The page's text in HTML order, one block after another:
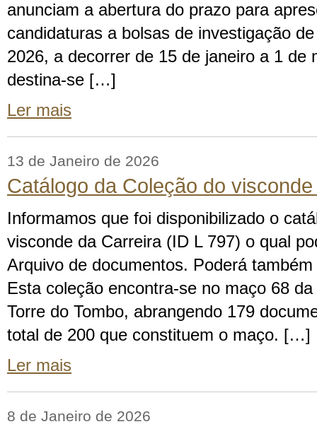
anunciam a abertura do prazo para
candidaturas a bolsas de investigação
2026, a decorrer de 15 de janeiro a 1 de
destina-se […]
Ler mais
13 de Janeiro de 2026
Catálogo da Coleção do
Informamos que foi disponibilizado o
visconde da Carreira (ID L 797) o qual
Arquivo de documentos. Poderá
Esta coleção encontra-se no maço 68
Torre do Tombo, abrangendo 179
total de 200 que constituem o maço. […]
Ler mais
8 de Janeiro de 2026